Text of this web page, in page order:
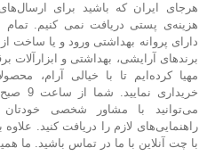
هزینه‌ی پستی دریافت نمی کنیم.
دارای پروانه بهداشتی ورود و یا ساخت
برندهای آرایشی، بهداشتی و ابزارآلات
مهیا کرده‌ایم تا با خیالی آرام،
می‌توانید با مشاور شخصی
راهنمایی‌های لازم را دریافت کنید.
با چت آنلاین با ما در تماس باشید. ما